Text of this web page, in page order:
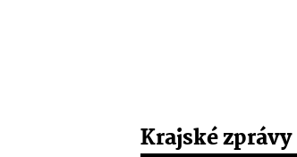
Krajské zprávy